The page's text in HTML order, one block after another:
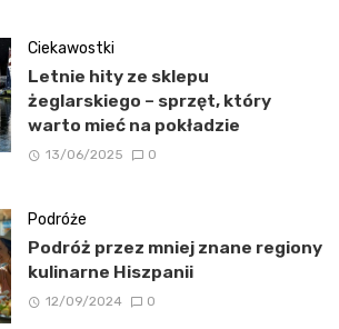
Ciekawostki
Letnie hity ze sklepu
żeglarskiego – sprzęt, który
warto mieć na pokładzie
13/06/2025 0
Podróże
Podróż przez mniej znane regiony
kulinarne Hiszpanii
12/09/2024 0